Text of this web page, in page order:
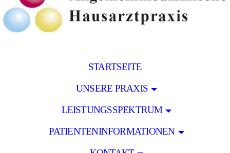
STARTSEITE
UNSERE PRAXIS
LEISTUNGSSPEKTRUM
PATIENTENINFORMATIONEN